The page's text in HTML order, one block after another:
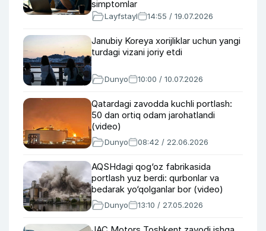
simptomlar
Layfstayl 14:55 / 19.07.2026
Janubiy Koreya xorijliklar uchun yangi
turdagi vizani joriy etdi
Dunyo 10:00 / 10.07.2026
Qatardagi zavodda kuchli portlash:
50 dan ortiq odam jarohatlandi
(video)
Dunyo 08:42 / 22.06.2026
AQSHdagi qog‘oz fabrikasida
portlash yuz berdi: qurbonlar va
bedarak yo‘qolganlar bor (video)
Dunyo 13:10 / 27.05.2026